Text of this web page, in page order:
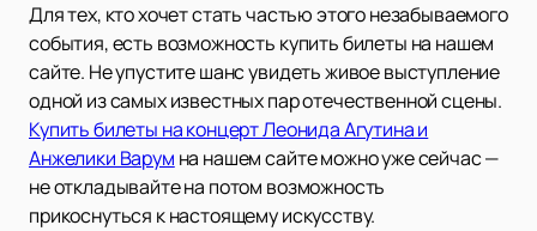
Для тех, кто хочет стать частью этого незабываемого
события, есть возможность купить билеты на нашем
сайте. Не упустите шанс увидеть живое выступление
одной из самых известных пар отечественной сцены.
Купить билеты на концерт Леонида Агутина и
Анжелики Варум на нашем сайте можно уже сейчас —
не откладывайте на потом возможность
прикоснуться к настоящему искусству.